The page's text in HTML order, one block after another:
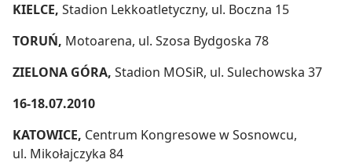
KIELCE, Stadion Lekkoatletyczny, ul. Boczna 15
TORUŃ, Motoarena, ul. Szosa Bydgoska 78
ZIELONA GÓRA, Stadion MOSiR, ul. Sulechowska 37
16-18.07.2010
KATOWICE, Centrum Kongresowe w Sosnowcu,
ul. Mikołajczyka 84